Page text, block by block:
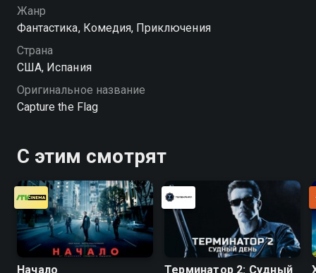
прилуниться и победить коварного злодея?
Жанр
Фантастика, Комедия, Приключения
Страна
США, Испания
Оригинальное название
Capture the Flag
С этим смотрят
Начало
Терминатор 2: Судный